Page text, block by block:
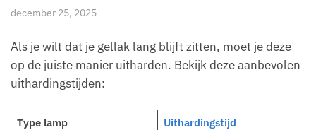
december 25, 2025
Als je wilt dat je gellak lang blijft zitten, moet je deze
op de juiste manier uitharden. Bekijk deze aanbevolen
uithardingstijden:
Type lamp
Uithardingstijd